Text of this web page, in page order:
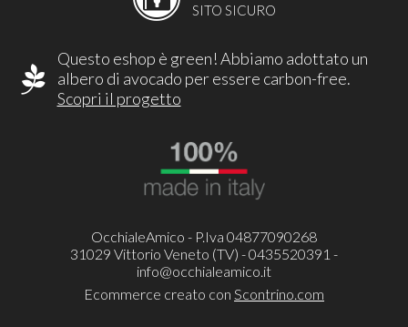
SITO SICURO
Questo eshop è green! Abbiamo adottato un
albero di avocado per essere carbon-free.
Scopri il progetto
OcchialeAmico - P.Iva 04877090268
31029 Vittorio Veneto (TV) - 0435520391 -
info@occhialeamico.it
Ecommerce creato con Scontrino.com